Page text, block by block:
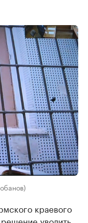
краевого